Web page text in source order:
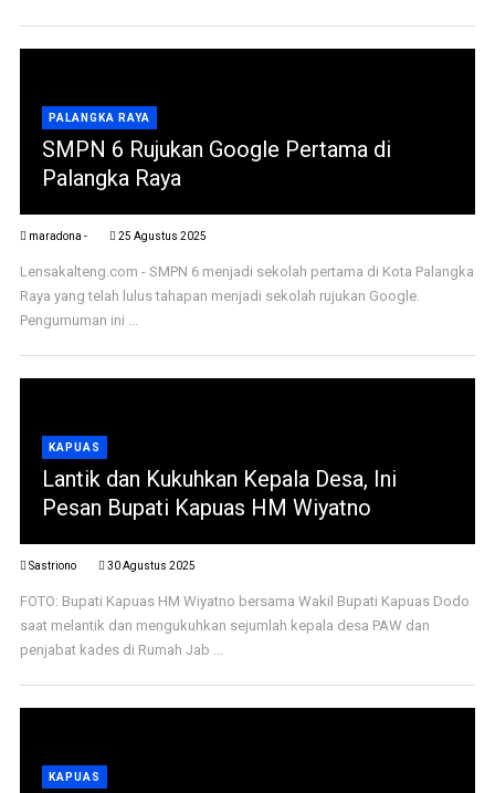
PALANGKA RAYA
SMPN 6 Rujukan Google Pertama di
Palangka Raya
maradona - 25 Agustus 2025
Lensakalteng.com - SMPN 6 menjadi sekolah pertama di Kota Palangka
Raya yang telah lulus tahapan menjadi sekolah rujukan Google.
Pengumuman ini ...
KAPUAS
Lantik dan Kukuhkan Kepala Desa, Ini
Pesan Bupati Kapuas HM Wiyatno
Sastriono 30 Agustus 2025
FOTO: Bupati Kapuas HM Wiyatno bersama Wakil Bupati Kapuas Dodo
saat melantik dan mengukuhkan sejumlah kepala desa PAW dan
penjabat kades di Rumah Jab ...
KAPUAS